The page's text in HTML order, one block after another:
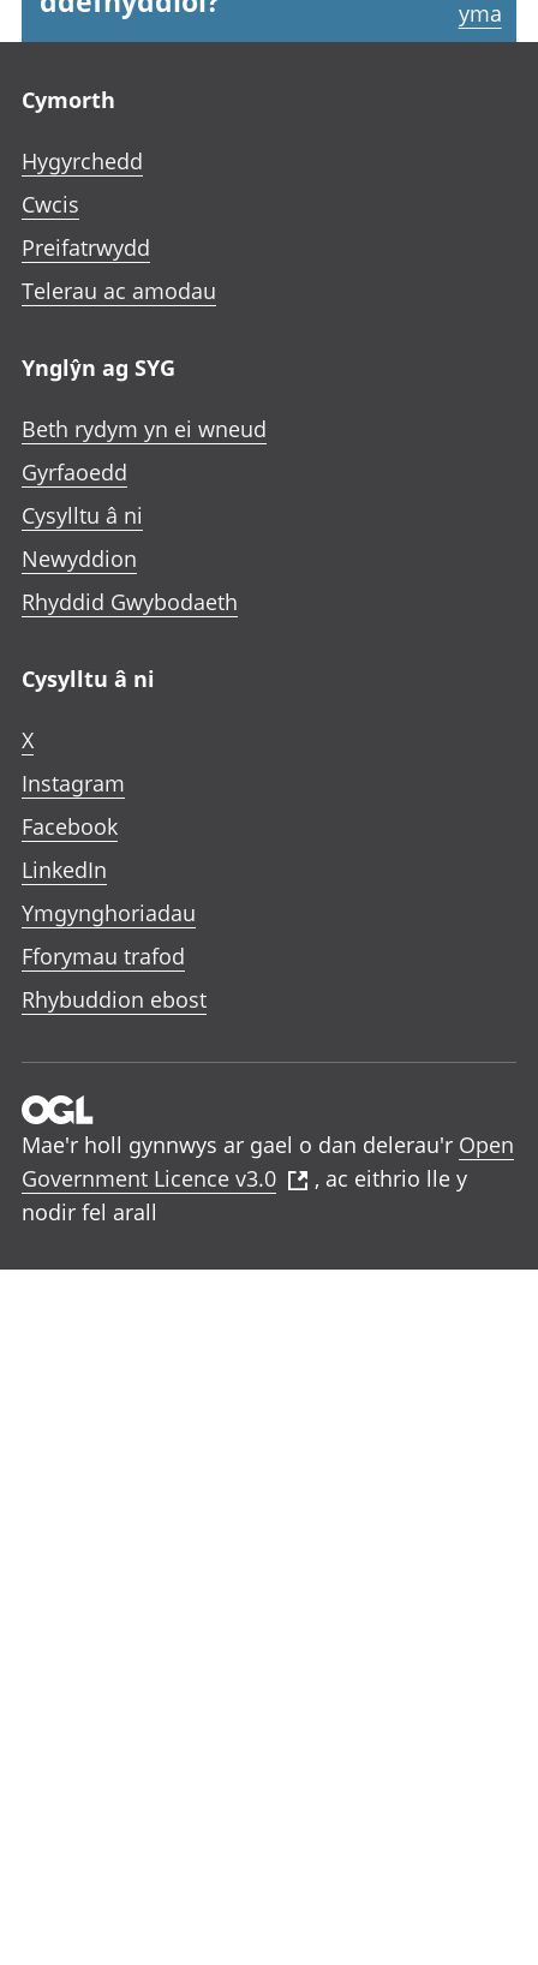
yma
Cymorth
Hygyrchedd
Cwcis
Preifatrwydd
Telerau ac amodau
Ynglŷn ag SYG
Beth rydym yn ei wneud
Gyrfaoedd
Cysylltu â ni
Newyddion
Rhyddid Gwybodaeth
Cysylltu â ni
X
Instagram
Facebook
LinkedIn
Ymgynghoriadau
Fforymau trafod
Rhybuddion ebost
Mae'r holl gynnwys ar gael o dan delerau'r Open
Government Licence v3.0
, ac eithrio lle y
nodir fel arall